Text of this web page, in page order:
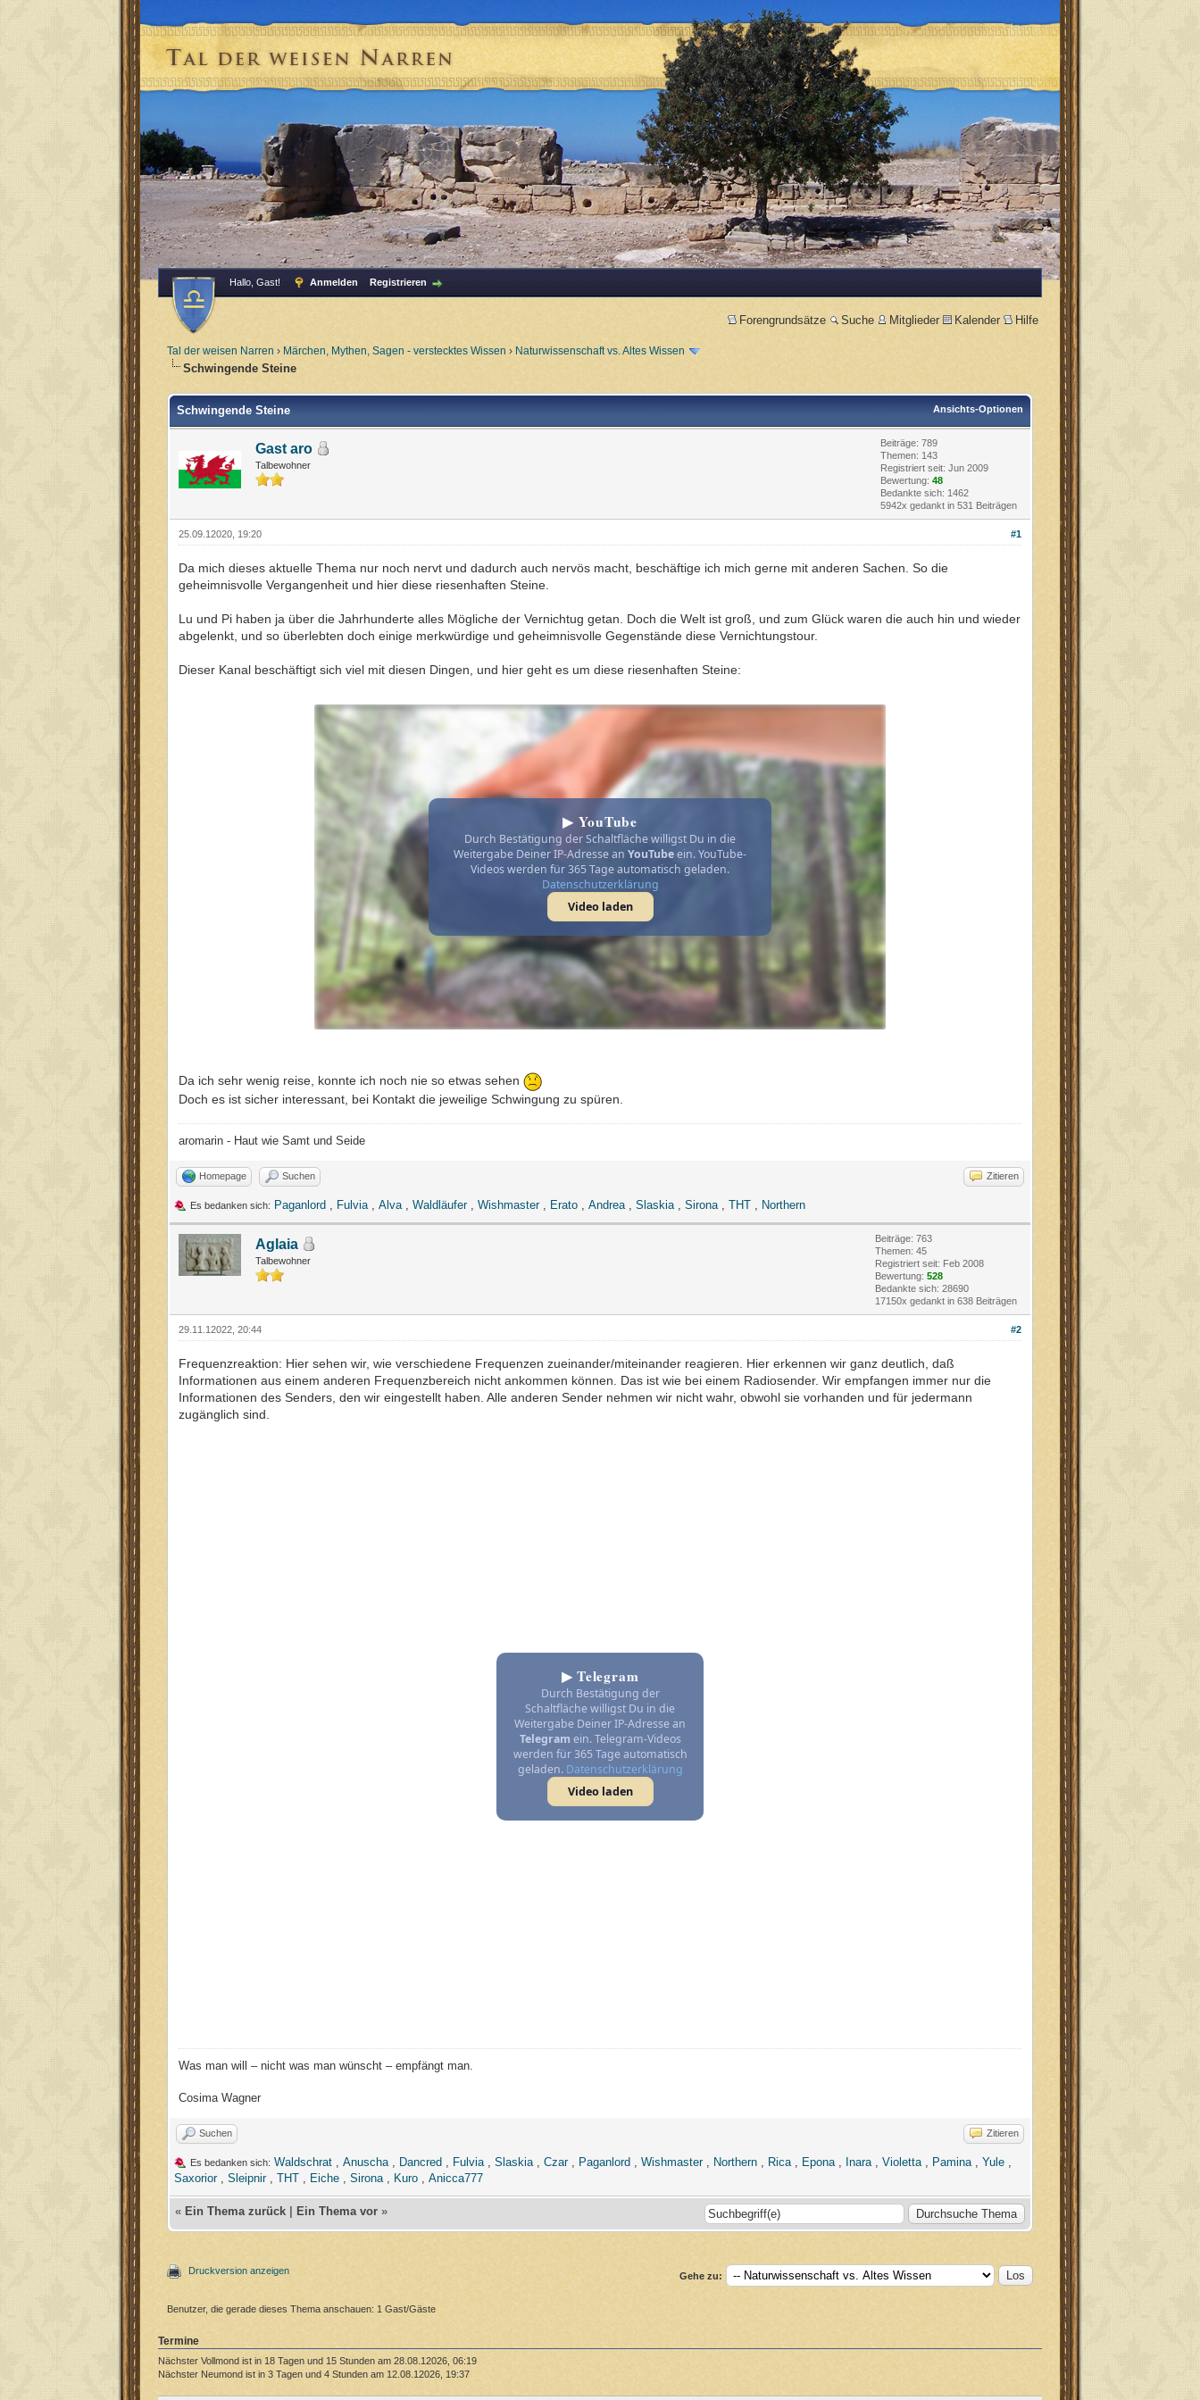
Hallo, Gast! Anmelden Registrieren
Forengrundsätze Suche Mitglieder Kalender Hilfe
Tal der weisen Narren › Märchen, Mythen, Sagen - verstecktes Wissen › Naturwissenschaft vs. Altes Wissen
Schwingende Steine
Ansichts-Optionen
Schwingende Steine
Gast aro
Talbewohner
Beiträge: 789
Themen: 143
Registriert seit: Jun 2009
Bewertung: 48
Bedankte sich: 1462
5942x gedankt in 531 Beiträgen
#1
25.09.12020, 19:20
Da mich dieses aktuelle Thema nur noch nervt und dadurch auch nervös macht, beschäftige ich mich gerne mit anderen Sachen. So die
geheimnisvolle Vergangenheit und hier diese riesenhaften Steine.
Lu und Pi haben ja über die Jahrhunderte alles Mögliche der Vernichtug getan. Doch die Welt ist groß, und zum Glück waren die auch hin und wieder
abgelenkt, und so überlebten doch einige merkwürdige und geheimnisvolle Gegenstände diese Vernichtungstour.
Dieser Kanal beschäftigt sich viel mit diesen Dingen, und hier geht es um diese riesenhaften Steine:
▶ YouTube
Durch Bestätigung der Schaltfläche willigst Du in die
Weitergabe Deiner IP-Adresse an YouTubeein. YouTube-
Videos werden für 365 Tage automatisch geladen.
Datenschutzerklärung
Video laden
Da ich sehr wenig reise, konnte ich noch nie so etwas sehen
Doch es ist sicher interessant, bei Kontakt die jeweilige Schwingung zu spüren.
aromarin - Haut wie Samt und Seide
Homepage Suchen Zitieren
Es bedanken sich: Paganlord Fulvia Alva Waldläufer, Wishmaster, Erato Andrea Slaskia Sirona THT Northern
Aglaia
Talbewohner
Beiträge: 763
Themen: 45
Registriert seit: Feb 2008
Bewertung: 528
Bedankte sich: 28690
17150x gedankt in 638 Beiträgen
#2
29.11.12022, 20:44
Frequenzreaktion: Hier sehen wir, wie verschiedene Frequenzen zueinander/miteinander reagieren. Hier erkennen wir ganz deutlich, daß
Informationen aus einem anderen Frequenzbereich nicht ankommen können. Das ist wie bei einem Radiosender. Wir empfangen immer nur die
Informationen des Senders, den wir eingestellt haben. Alle anderen Sender nehmen wir nicht wahr, obwohl sie vorhanden und für jedermann
zugänglich sind.
▶ Telegram
Durch Bestätigung der
Schaltfläche willigst Du in die
Weitergabe Deiner IP-Adresse an
Telegram ein. Telegram-Videos
werden für 365 Tage automatisch
geladen. Datenschutzerklärung
Video laden
Was man will – nicht was man wünscht – empfängt man.
Cosima Wagner
Suchen Zitieren
Es bedanken sich: Waldschrat Anuscha Dancred Fulvia Slaskia Czar, Paganlord Wishmaster, Northern Rica Epona Inara Violetta Pamina Yule
Saxorior, Sleipnir, THT Eiche Sirona Kuro Anicca777
« Ein Thema zurück Ein Thema vor »
Druckversion anzeigen Gehe zu:
Benutzer, die gerade dieses Thema anschauen: 1 Gast/Gäste
Termine
Nächster Vollmond ist in 18 Tagen und 15 Stunden am 28.08.12026, 06:19
Nächster Neumond ist in 3 Tagen und 4 Stunden am 12.08.12026, 19:37